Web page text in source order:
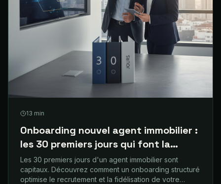
13 min
Onboarding nouvel agent immobilier :
les 30 premiers jours qui font la
différence
Les 30 premiers jours d'un agent immobilier sont
capitaux. Découvrez comment un onboarding structuré
optimise le recrutement et la fidélisation de votre